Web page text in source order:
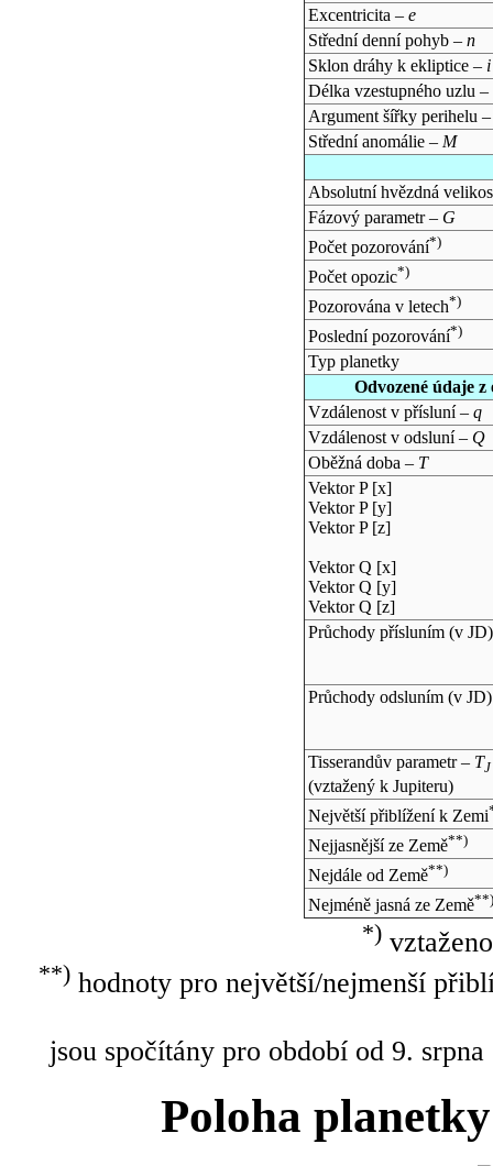
Excentricita – e
Střední denní pohyb – n
Sklon dráhy k ekliptice – i
Délka vzestupného uzlu –
Argument šířky perihelu
Střední anomálie – M
Absolutní hvězdná
Fázový parametr – G
Počet pozorování*)
Počet opozic*)
Pozorována v letech*)
Poslední pozorování*)
Typ planetky
Odvozené údaje
Vzdálenost v přísluní – q
Vzdálenost v odsluní – Q
Oběžná doba – T
Vektor P [x]
Vektor P [y]
Vektor P [z]
Vektor Q [x]
Vektor Q [y]
Vektor Q [z]
Průchody přísluním (v JD)
Průchody odsluním (v JD)
Tisserandův parametr – TJ
(vztažený k Jupiteru)
Největší přiblížení k Zemi
Nejjasnější ze Země**)
Nejdále od Země**)
Nejméně jasná ze Země**)
*)
**)hodnoty pro největší/nejmenší
jsou spočítány pro období od 9.
Poloha